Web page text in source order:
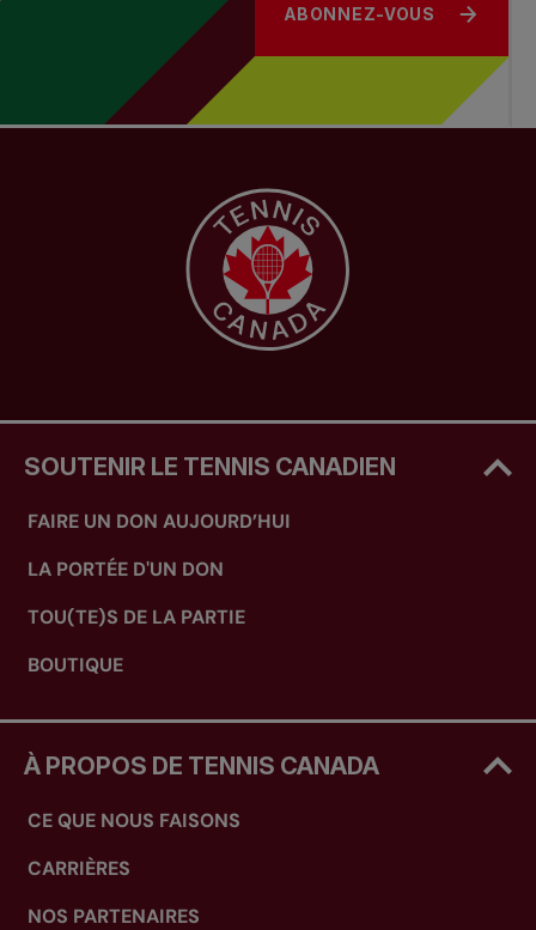
ABONNEZ-VOUS
SOUTENIR LE TENNIS CANADIEN
FAIRE UN DON AUJOURD’HUI
LA PORTÉE D'UN DON
TOU(TE)S DE LA PARTIE
BOUTIQUE
À PROPOS DE TENNIS CANADA
CE QUE NOUS FAISONS
CARRIÈRES
NOS PARTENAIRES